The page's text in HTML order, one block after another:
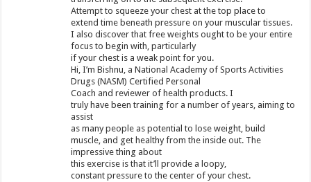
Attempt to squeeze your chest at the top place to
extend time beneath pressure on your muscular tissues.
I also discover that free weights ought to be your entire
focus to begin with, particularly
if your chest is a weak point for you.
Hi, I’m Bishnu, a National Academy of Sports Activities
Drugs (NASM) Certified Personal
Coach and reviewer of health products. I
truly have been training for a number of years, aiming to
assist
as many people as potential to lose weight, build
muscle, and get healthy from the inside out. The
impressive thing about
this exercise is that it’ll provide a loopy,
constant pressure to the center of your chest.